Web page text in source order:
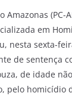
Amazonas (PC-
em
nesta sexta-
de sentença
de idade
pelo homicídio